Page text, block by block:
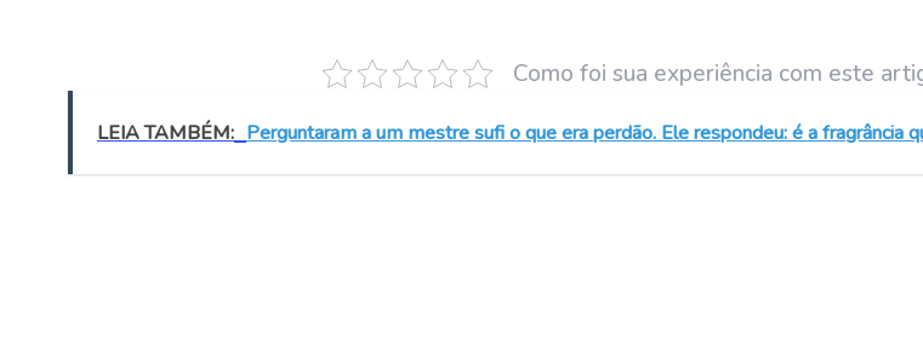
Como foi sua experiência com este
LEIA TAMBÉM: Perguntaram a um mestre sufi o que era perdão. Ele respondeu: é a fragrância